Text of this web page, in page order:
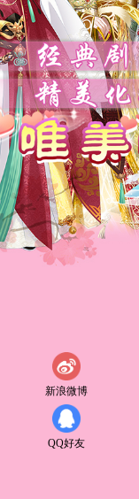
新浪微博
QQ好友